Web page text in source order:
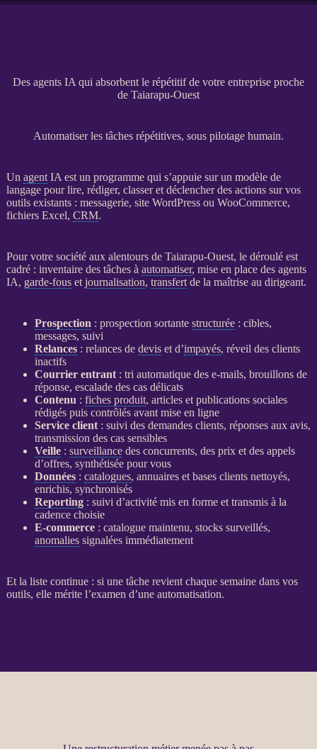
Des agents IA qui absorbent le répétitif de votre entreprise proche
de Taiarapu-Ouest
Automatiser les tâches répétitives, sous pilotage humain.
Un agent IA est un programme qui s’appuie sur un modèle de
langage pour lire, rédiger, classer et déclencher des actions sur vos
outils existants : messagerie, site WordPressou WooCommerce,
fichiers Excel, CRM.
Pour votre société aux alentours de Taiarapu-Ouest, le déroulé est
cadré : inventaire des tâches à automatiser, mise en place des agents
IA, garde-fouset journalisation, transfertde la maîtrise au dirigeant.
Prospection : prospection sortante structurée: cibles,
messages, suivi
Relances: relancesde deviset d’impayés, réveil des clients
inactifs
Courrier entrant: tri automatique des e-mails, brouillons de
réponse, escalade des cas délicats
Contenu : fiches produit, articles et publications sociales
rédigés puis contrôlés avant mise en ligne
Service client: suivi des demandes clients, réponses aux avis,
transmission des cas sensibles
Veille: surveillancedes concurrents, des prix et des appels
d’offres, synthétisée pour vous
Données: catalogues, annuaires et bases clients nettoyés,
enrichis, synchronisés
Reporting: suivi d’activité mis en forme et transmis à la
cadence choisie
E-commerce: cataloguemaintenu, stocks surveillés,
anomaliessignalées immédiatement
Et la liste continue : si une tâche revient chaque semaine dans vos
outils, elle mérite l’examen d’une automatisation.